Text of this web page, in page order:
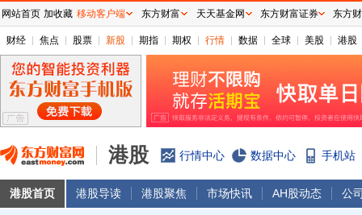
财经 焦点 股票 新股 期指 期权 行情 数据 全球 美股 港股
港股 行情中心 数据中心 手机站
港股首页 港股导读 港股聚焦 市场快讯 AH股动态 公
网站首页 加收藏 移动客户端 东方财富 天天基金网 东方财富证券 东方